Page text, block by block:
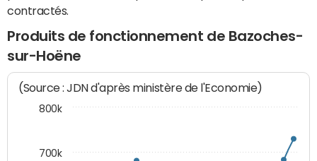
contractés.
Produits de fonctionnement de Bazoches-
sur-Hoëne
(Source : JDN d'après ministère de l'Economie)
700k
800k